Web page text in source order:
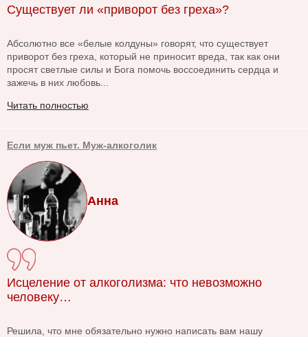
Существует ли «приворот без греха»?
Абсолютно все «белые колдуны» говорят, что существует
приворот без греха, который не приносит вреда, так как они
просят светлые силы и Бога помочь воссоединить сердца и
зажечь в них любовь...
Читать полностью
Если муж пьет. Муж-алкоголик
Анна
Исцеление от алкоголизма: что невозможно
человеку…
Решила, что мне обязательно нужно написать вам нашу